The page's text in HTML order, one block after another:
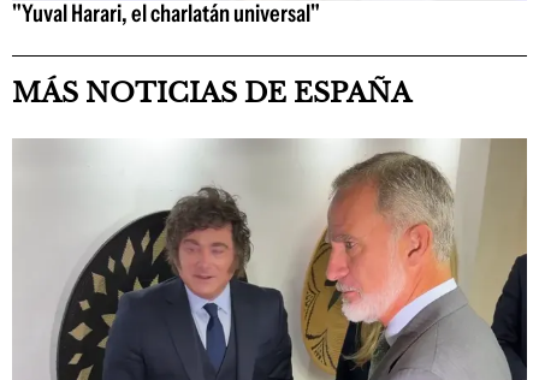
"Yuval Harari, el charlatán universal"
MÁS NOTICIAS DE ESPAÑA